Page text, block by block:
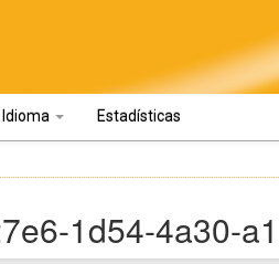
Idioma Estadísticas
1d54-4a30-